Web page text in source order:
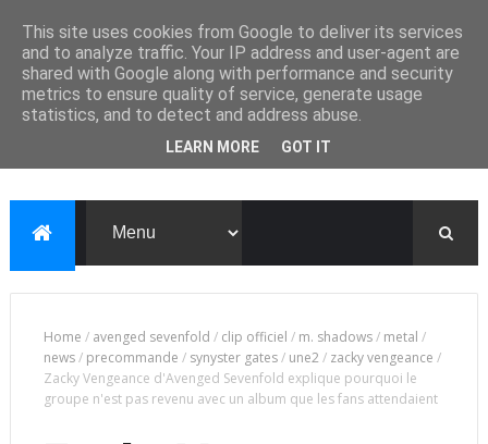
Home / avenged sevenfold / clip officiel / m. shadows/ metal /
news/ precommande / synyster gates/ une2/ zacky vengeance /
Zacky Vengeance d'Avenged Sevenfold explique pourquoi le
groupe n'est pas revenu avec un album que les fans attendaient
This site uses cookies from Google to deliver its services
and to analyze traffic. Your IP address and user-agent are
shared with Google along with performance and security
metrics to ensure quality of service, generate usage
statistics, and to detect and address abuse.
LEARN MORE GOT IT